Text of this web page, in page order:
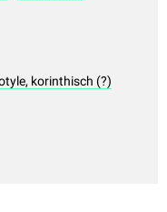
korinthisch (?)